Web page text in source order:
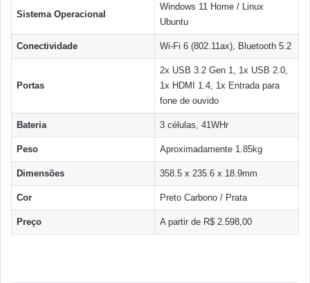
Sistema Operacional
Windows 11 Home / Linux
Ubuntu
Conectividade Wi-Fi 6 (802.11ax), Bluetooth 5.2
Portas
2x USB 3.2 Gen 1, 1x USB 2.0,
1x HDMI 1.4, 1x Entrada para
fone de ouvido
Bateria 3 células, 41WHr
Peso Aproximadamente 1.85kg
Dimensões 358.5 x 235.6 x 18.9mm
Cor Preto Carbono / Prata
Preço A partir de R$ 2.598,00